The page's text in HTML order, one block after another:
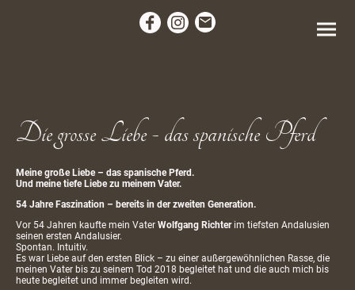
Die grosse Liebe - das spanische Pferd
Meine große Liebe – das spanische Pferd.
Und meine tiefe Liebe zu meinem Vater.
54 Jahre Faszination – bereits in der zweiten Generation.
Vor 54 Jahren kaufte mein Vater Wolfgang Richterim tiefsten Andalusien
seinen ersten Andalusier.
Spontan. Intuitiv.
Es war Liebe auf den ersten Blick – zu einer außergewöhnlichen Rasse, die
meinen Vater bis zu seinem Tod 2018 begleitet hat und die auch mich bis
heute begleitet und immer begleiten wird.